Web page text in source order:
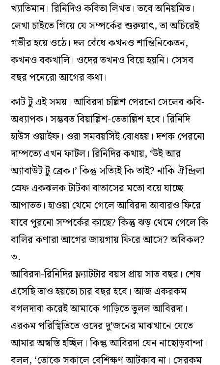
খ্যাতিমান। রিনিদিও কবিতা লিখত। তবে অনিয়মিত।
লেখা চাইতে গিয়ে যে সম্পর্কের শুরুয়াৎ, তা অচিরেই
গভীর হয়ে ওঠে। দল বেঁধে কখনও শান্তিনিকেতন,
কখনও বকখালি। ওদের তখনও বিয়ে হয়নি। সেসব
বছর পনেরো আগের কথা।
কাট টু এই সময়। আবিরদা চল্লিশ পেরনো সেলেব কবি-
অধ্যাপক। সম্ভবত বিয়াল্লিশ-তেতাল্লিশ হবে। রিনিদি
হাউস ওয়াইফ। ওরা সমবয়সিই বোধহয়। দশক পেরনো
দাম্পত্যে এখন ফাটল। রিনিদির কথায়, ‘উই আর
অ্যাবাউট টু ব্রেক।’ কিন্তু সত্যিই কি তাই? নাকি ঐন্দ্রিলা
স্রেফ একঝলক টাটকা বাতাসের মতো বয়ে যাচ্ছে
আপাতত। হাওয়া থেমে গেলে আবিরদা আবারও ফিরে
যাবে পুরনো সম্পর্কের কাছে? কিন্তু ঝড় থেমে গেলে কি
বালির কণারা আগের জায়গায় ফিরে আসে? অবিকল?
৩.
আবিরদা-রিনিদির ফ্ল্যাটটার বয়স প্রায় সাত বছর। শেষ
এসেছি তাও হয়তো চার বছর হবে। আজ একরকম
বগলদাবা করেই আমাকে গাড়িতে তুলল আবিরদা।
এরকম পরিস্থিতিতে ওদের দু’জনের মাঝখানে যেতে
আমার অস্বস্তি হচ্ছিল। কিন্তু আবিরদা যেন নাছোড়বান্দা।
বলল, ‘তোকে সকালে বেশিক্ষণ আটকাব না। সেরকম